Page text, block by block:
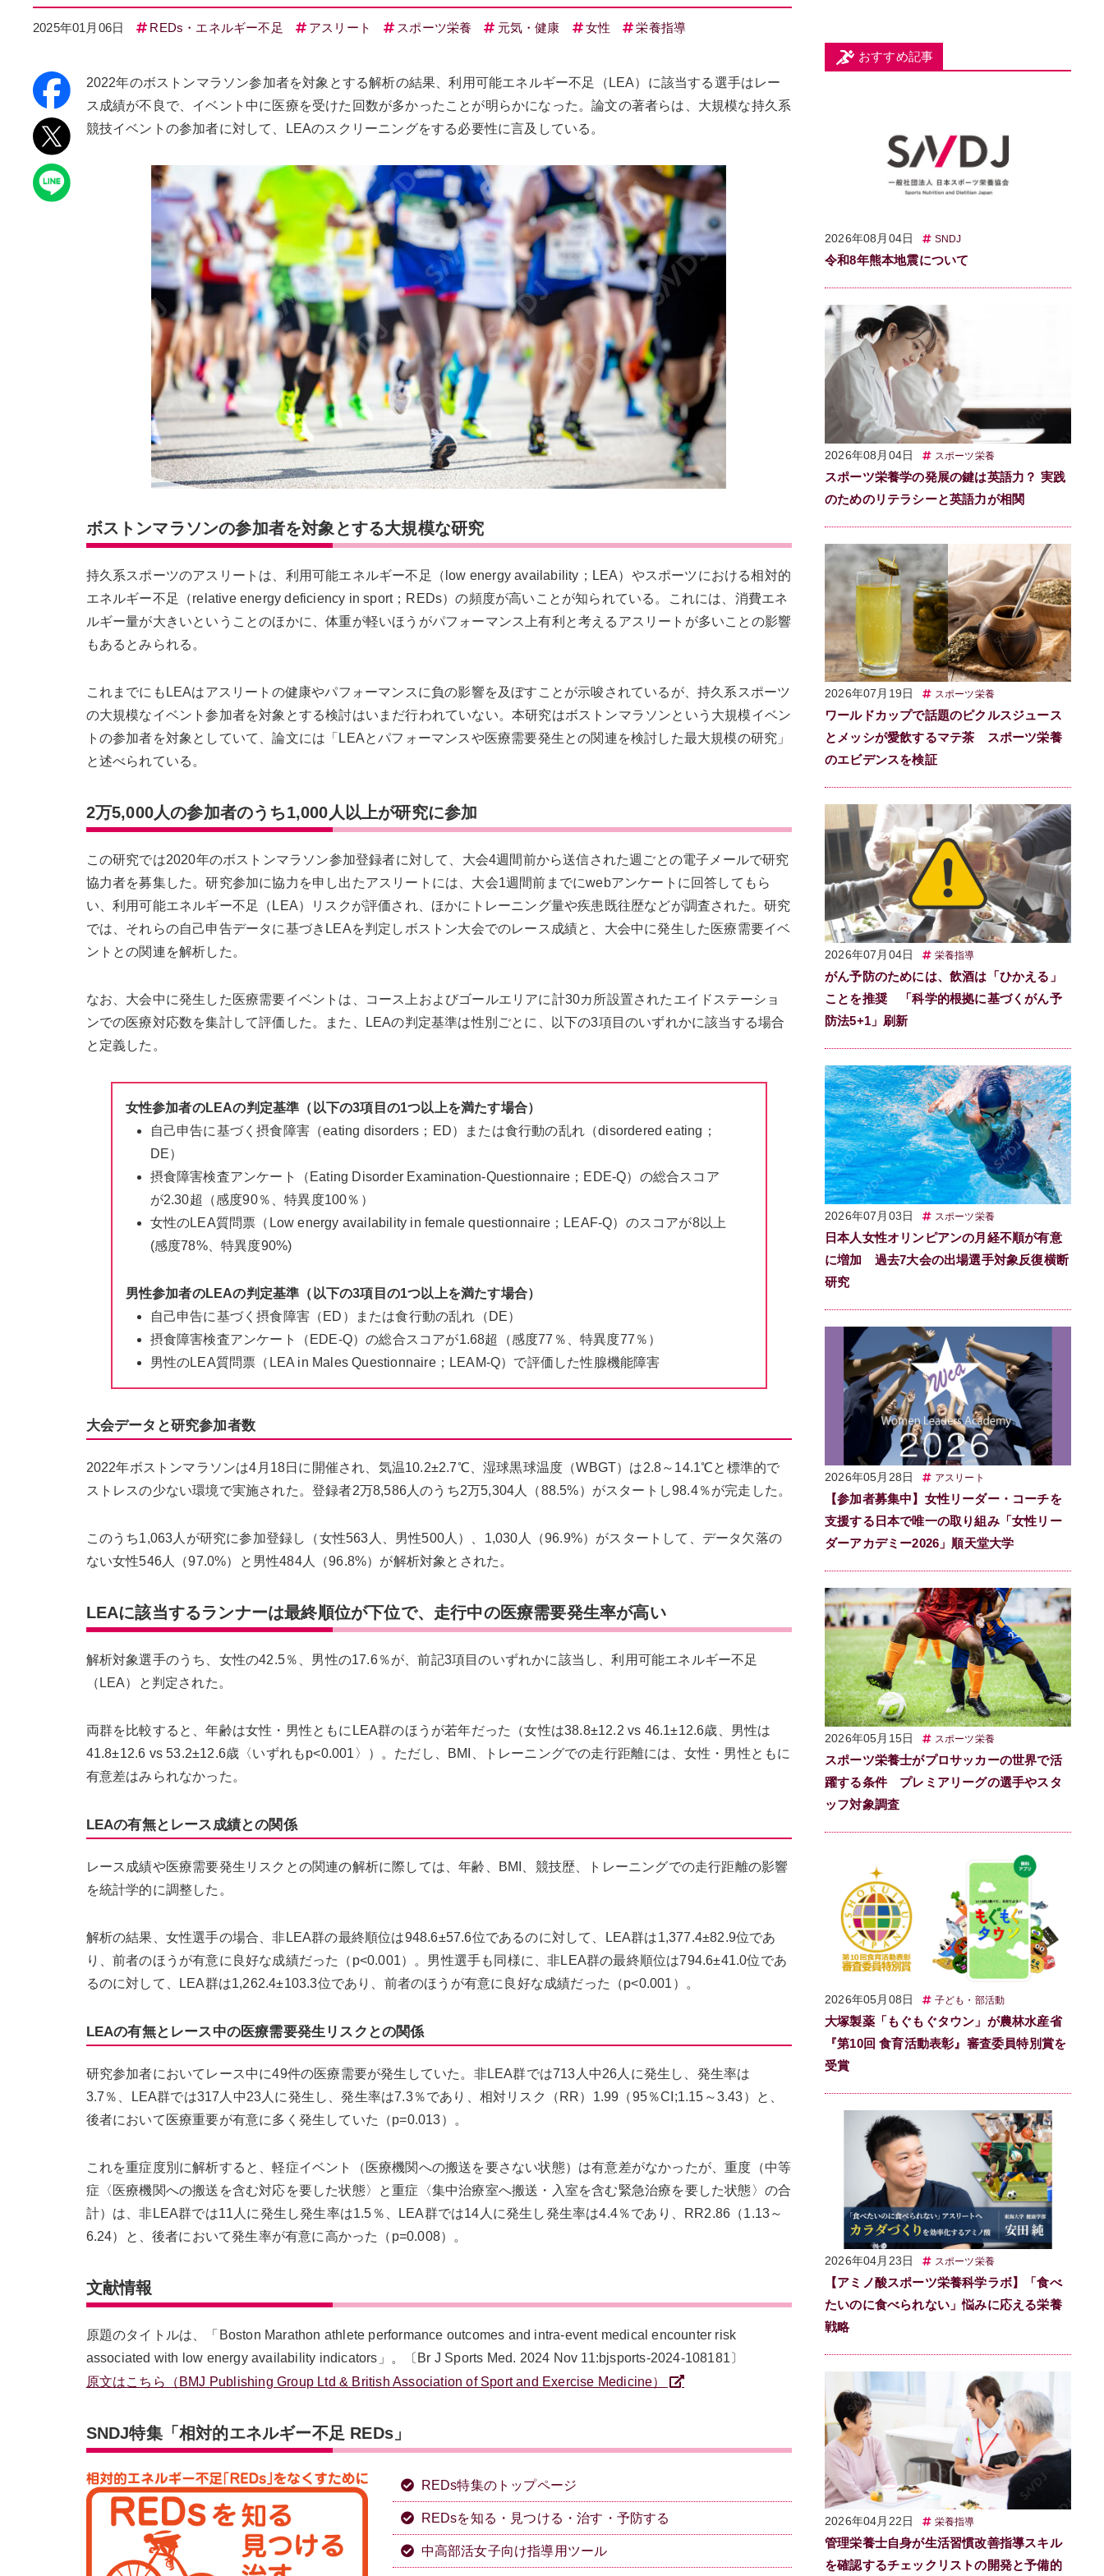
2025年01月06日 REDs・エネルギー不足 アスリート スポーツ栄養 元気・健康 女性 栄養指導
2022年のボストンマラソン参加者を対象とする解析の結果、利用可能エネルギー不足（LEA）に該当する選手はレー
ス成績が不良で、イベント中に医療を受けた回数が多かったことが明らかになった。論文の著者らは、大規模な持久系
競技イベントの参加者に対して、LEAのスクリーニングをする必要性に言及している。
ボストンマラソンの参加者を対象とする大規模な研究
持久系スポーツのアスリートは、利用可能エネルギー不足（low energy availability；LEA）やスポーツにおける相対的
エネルギー不足（relative energy deficiency in sport；REDs）の頻度が高いことが知られている。これには、消費エネ
ルギー量が大きいということのほかに、体重が軽いほうがパフォーマンス上有利と考えるアスリートが多いことの影響
もあるとみられる。
これまでにもLEAはアスリートの健康やパフォーマンスに負の影響を及ぼすことが示唆されているが、持久系スポーツ
の大規模なイベント参加者を対象とする検討はいまだ行われていない。本研究はボストンマラソンという大規模イベン
トの参加者を対象としていて、論文には「LEAとパフォーマンスや医療需要発生との関連を検討した最大規模の研究」
と述べられている。
2万5,000人の参加者のうち1,000人以上が研究に参加
この研究では2020年のボストンマラソン参加登録者に対して、大会4週間前から送信された週ごとの電子メールで研究
協力者を募集した。研究参加に協力を申し出たアスリートには、大会1週間前までにwebアンケートに回答してもら
い、利用可能エネルギー不足（LEA）リスクが評価され、ほかにトレーニング量や疾患既往歴などが調査された。研究
では、それらの自己申告データに基づきLEAを判定しボストン大会でのレース成績と、大会中に発生した医療需要イベ
ントとの関連を解析した。
なお、大会中に発生した医療需要イベントは、コース上およびゴールエリアに計30カ所設置されたエイドステーショ
ンでの医療対応数を集計して評価した。また、LEAの判定基準は性別ごとに、以下の3項目のいずれかに該当する場合
と定義した。
女性参加者のLEAの判定基準（以下の3項目の1つ以上を満たす場合）
自己申告に基づく摂食障害（eating disorders；ED）または食行動の乱れ（disordered eating；
DE）
摂食障害検査アンケート（Eating Disorder Examination-Questionnaire；EDE-Q）の総合スコア
が2.30超（感度90％、特異度100％）
女性のLEA質問票（Low energy availability in female questionnaire；LEAF-Q）のスコアが8以上
(感度78%、特異度90%)
男性参加者のLEAの判定基準（以下の3項目の1つ以上を満たす場合）
自己申告に基づく摂食障害（ED）または食行動の乱れ（DE）
摂食障害検査アンケート（EDE-Q）の総合スコアが1.68超（感度77％、特異度77％）
男性のLEA質問票（LEA in Males Questionnaire；LEAM-Q）で評価した性腺機能障害
大会データと研究参加者数
2022年ボストンマラソンは4月18日に開催され、気温10.2±2.7℃、湿球黒球温度（WBGT）は2.8～14.1℃と標準的で
ストレスの少ない環境で実施された。登録者2万8,586人のうち2万5,304人（88.5%）がスタートし98.4％が完走した。
このうち1,063人が研究に参加登録し（女性563人、男性500人）、1,030人（96.9%）がスタートして、データ欠落の
ない女性546人（97.0%）と男性484人（96.8%）が解析対象とされた。
LEAに該当するランナーは最終順位が下位で、走行中の医療需要発生率が高い
解析対象選手のうち、女性の42.5％、男性の17.6％が、前記3項目のいずれかに該当し、利用可能エネルギー不足
（LEA）と判定された。
両群を比較すると、年齢は女性・男性ともにLEA群のほうが若年だった（女性は38.8±12.2 vs 46.1±12.6歳、男性は
41.8±12.6 vs 53.2±12.6歳〈いずれもp<0.001〉）。ただし、BMI、トレーニングでの走行距離には、女性・男性ともに
有意差はみられなかった。
LEAの有無とレース成績との関係
レース成績や医療需要発生リスクとの関連の解析に際しては、年齢、BMI、競技歴、トレーニングでの走行距離の影響
を統計学的に調整した。
解析の結果、女性選手の場合、非LEA群の最終順位は948.6±57.6位であるのに対して、LEA群は1,377.4±82.9位であ
り、前者のほうが有意に良好な成績だった（p<0.001）。男性選手も同様に、非LEA群の最終順位は794.6±41.0位であ
るのに対して、LEA群は1,262.4±103.3位であり、前者のほうが有意に良好な成績だった（p<0.001）。
LEAの有無とレース中の医療需要発生リスクとの関係
研究参加者においてレース中に49件の医療需要が発生していた。非LEA群では713人中26人に発生し、発生率は
3.7％、LEA群では317人中23人に発生し、発生率は7.3％であり、相対リスク（RR）1.99（95％CI;1.15～3.43）と、
後者において医療重要が有意に多く発生していた（p=0.013）。
これを重症度別に解析すると、軽症イベント（医療機関への搬送を要さない状態）は有意差がなかったが、重度（中等
症〈医療機関への搬送を含む対応を要した状態〉と重症〈集中治療室へ搬送・入室を含む緊急治療を要した状態〉の合
計）は、非LEA群では11人に発生し発生率は1.5％、LEA群では14人に発生し発生率は4.4％であり、RR2.86（1.13～
6.24）と、後者において発生率が有意に高かった（p=0.008）。
文献情報
原題のタイトルは、「Boston Marathon athlete performance outcomes and intra-event medical encounter risk
associated with low energy availability indicators」。〔Br J Sports Med. 2024 Nov 11:bjsports-2024-108181〕
原文はこちら（BMJ Publishing Group Ltd & British Association of Sport and Exercise Medicine）
SNDJ特集「相対的エネルギー不足 REDs」
REDs特集のトップページ
REDsを知る・見つける・治す・予防する
中高部活女子向け指導用ツール
おすすめ記事
2026年08月04日 SNDJ
令和8年熊本地震について
2026年08月04日 スポーツ栄養
スポーツ栄養学の発展の鍵は英語力？ 実践
のためのリテラシーと英語力が相関
2026年07月19日 スポーツ栄養
ワールドカップで話題のピクルスジュース
とメッシが愛飲するマテ茶 スポーツ栄養
のエビデンスを検証
2026年07月04日 栄養指導
がん予防のためには、飲酒は「ひかえる」
ことを推奨 「科学的根拠に基づくがん予
防法5+1」刷新
2026年07月03日 スポーツ栄養
日本人女性オリンピアンの月経不順が有意
に増加 過去7大会の出場選手対象反復横断
研究
2026年05月28日 アスリート
【参加者募集中】女性リーダー・コーチを
支援する日本で唯一の取り組み「女性リー
ダーアカデミー2026」順天堂大学
2026年05月15日 スポーツ栄養
スポーツ栄養士がプロサッカーの世界で活
躍する条件 プレミアリーグの選手やスタ
ッフ対象調査
2026年05月08日 子ども・部活動
大塚製薬「もぐもぐタウン」が農林水産省
『第10回 食育活動表彰』審査委員特別賞を
受賞
2026年04月23日 スポーツ栄養
【アミノ酸スポーツ栄養科学ラボ】「食べ
たいのに食べられない」悩みに応える栄養
戦略
2026年04月22日 栄養指導
管理栄養士自身が生活習慣改善指導スキル
を確認するチェックリストの開発と予備的